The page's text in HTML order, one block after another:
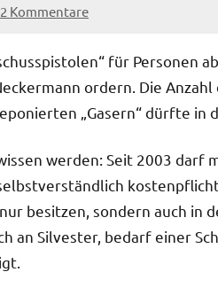
2 Kommentare
für Personen
ordern. Die
„Gasern“ dürfte in
werden: Seit 2003 darf
besitzen, sondern auch in
an Silvester, bedarf einer